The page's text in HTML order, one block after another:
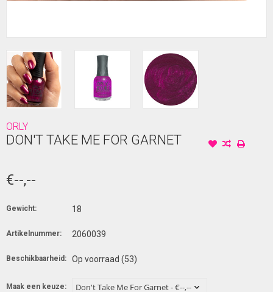
ORLY
DON'T TAKE ME FOR GARNET
€--,--
Gewicht: 18
Artikelnummer: 2060039
Beschikbaarheid: Op voorraad (53)
Maak een keuze: